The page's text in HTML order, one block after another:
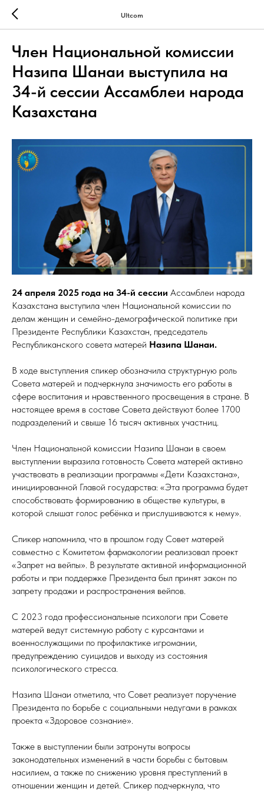
Ultcom
Член Национальной комиссии
Назипа Шанаи выступила на
34-й сессии Ассамблеи народа
Казахстана
24 апреля 2025 года на 34-й сессии Ассамблеи народа
Казахстана выступила член Национальной комиссии по
делам женщин и семейно-демографической политике при
Президенте Республики Казахстан, председатель
Республиканского совета матерей Назипа Шанаи.
В ходе выступления спикер обозначила структурную роль
Совета матерей и подчеркнула значимость его работы в
сфере воспитания и нравственного просвещения в стране. В
настоящее время в составе Совета действуют более 1700
подразделений и свыше 16 тысяч активных участниц.
Член Национальной комиссии Назипа Шанаи в своем
выступлении выразила готовность Совета матерей активно
участвовать в реализации программы «Дети Казахстана»,
инициированной Главой государства: «Эта программа будет
способствовать формированию в обществе культуры, в
которой слышат голос ребёнка и прислушиваются к нему».
Спикер напомнила, что в прошлом году Совет матерей
совместно с Комитетом фармакологии реализовал проект
«Запрет на вейпы». В результате активной информационной
работы и при поддержке Президента был принят закон по
запрету продажи и распространения вейпов.
С 2023 года профессиональные психологи при Совете
матерей ведут системную работу с курсантами и
военнослужащими по профилактике игромании,
предупреждению суицидов и выходу из состояния
психологического стресса.
Назипа Шанаи отметила, что Совет реализует поручение
Президента по борьбе с социальными недугами в рамках
проекта «Здоровое сознание».
Также в выступлении были затронуты вопросы
законодательных изменений в части борьбы с бытовым
насилием, а также по снижению уровня преступлений в
отношении женщин и детей. Спикер подчеркнула, что